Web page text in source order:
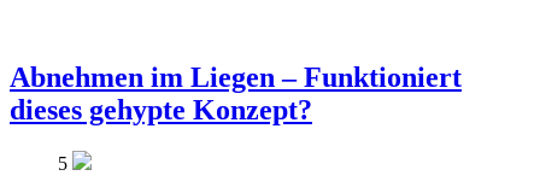
Abnehmen im Liegen – Funktioniert
dieses gehypte Konzept?
5